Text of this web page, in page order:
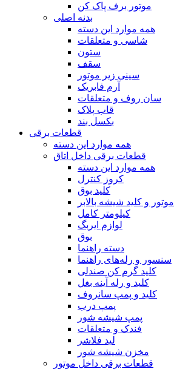
موتور برف پاک کن
بدنه اصلی
همه موارد این دسته
شاسی و متعلقات
ستون
سقف
سینی زیر موتور
آرم فابریک
سان روف و متعلقات
قاب پلاک
بکسل بند
قطعات برقی
همه موارد این دسته
قطعات برقی داخل اتاق
همه موارد این دسته
کروز کنترل
کلید بوق
موتور و کلید شیشه بالابر
کیلومتر کامل
لوازم ایربگ
بوق
دسته راهنما
سنسور و رله‌های راهنما
کلید گرم کن صندلی
کلید و رله آینه بغل
کلید و پمپ سانروف
پمپ درب
پمپ شیشه شور
فندک و متعلقات
لید فلاشر
مخزن شیشه شور
قطعات برقی داخل موتور